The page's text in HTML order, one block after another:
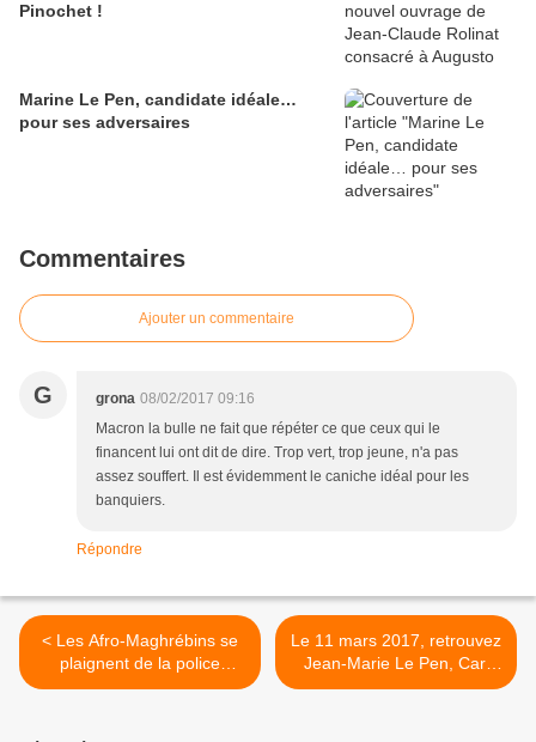
Pinochet !
Marine Le Pen, candidate idéale…
pour ses adversaires
Commentaires
Ajouter un commentaire
G grona 08/02/2017 09:16
Macron la bulle ne fait que répéter ce que ceux qui le
financent lui ont dit de dire. Trop vert, trop jeune, n'a pas
assez souffert. Il est évidemment le caniche idéal pour les
banquiers.
Répondre
< Les Afro-Maghrébins se
plaignent de la police
française, qu'ils aillent tâter
Le 11 mars 2017, retrouvez
Jean-Marie Le Pen, Carl
Lang et Alain Escada à la